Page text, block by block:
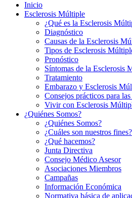
Inicio
Esclerosis Múltiple
¿Qué es la Esclerosis
Diagnóstico
Causas de la Esclerosis
Tipos de Esclerosis
Pronóstico
Síntomas de la Esclerosis
Tratamiento
Embarazo y Esclerosis
Consejos prácticos para
Vivir con Esclerosis
¿Quiénes Somos?
¿Quiénes Somos?
¿Cuáles son nuestros fines?
¿Qué hacemos?
Junta Directiva
Consejo Médico Asesor
Asociaciones Miembros
Campañas
Información Económica
Normativa básica de